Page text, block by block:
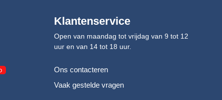
Klantenservice
Open van maandag tot vrijdag van 9 tot 12
uur en van 14 tot 18 uur.
Ons contacteren
Vaak gestelde vragen